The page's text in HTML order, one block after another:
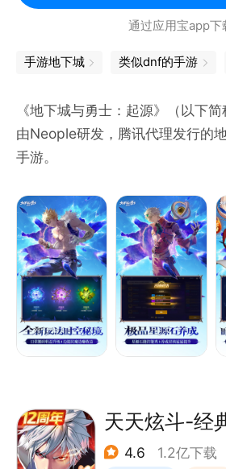
通过应用宝app下
手游地下城 类似dnf的手游
《地下城与勇士：起源》（以下
由Neople研发，腾讯代理发行的
手游。
陆：和赛丽亚再次回到冒险开始
神秘的天空之城，携手勇登天界
一次，真的能打！
天天炫斗-经
4.6 1.2亿下载